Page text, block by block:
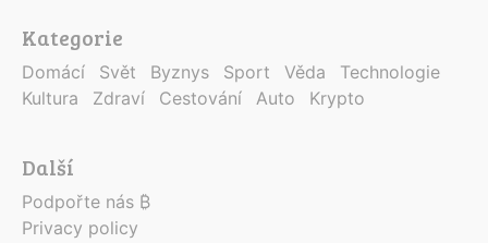
Kategorie
Domácí Svět Byznys Sport Věda
Technologie
Kultura
Zdraví Cestování Auto Krypto
Další
Podpořte nás ₿
Privacy policy